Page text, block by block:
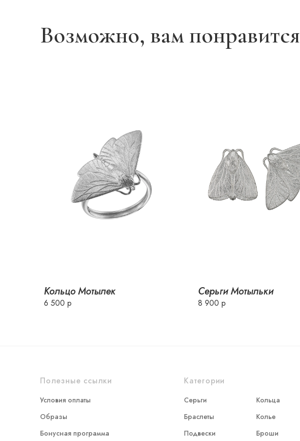
Возможно, вам понравится
Кольцо Мотылек
6 500 р
Серьги Мотыльки
8 900 р
Полезные ссылки
Условия оплаты
Образы
Бонусная программа
Категории
Серьги
Кольца
Браслеты
Колье
Подвески
Броши